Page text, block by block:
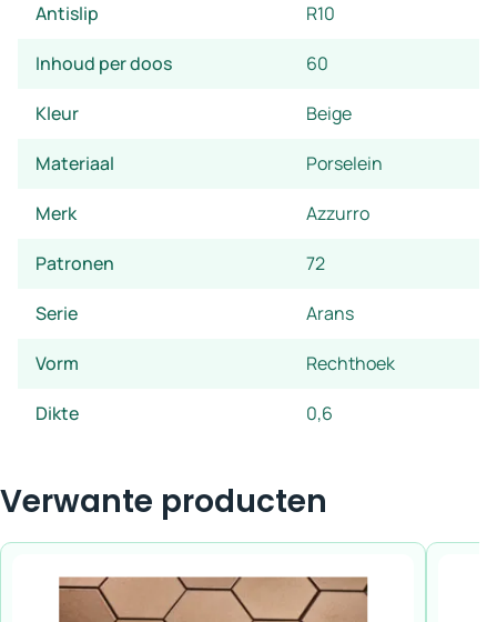
Antislip R10
Inhoud per doos 60
Kleur Beige
Materiaal Porselein
Merk Azzurro
Patronen 72
Serie Arans
Vorm Rechthoek
Dikte 0,6
Verwante producten